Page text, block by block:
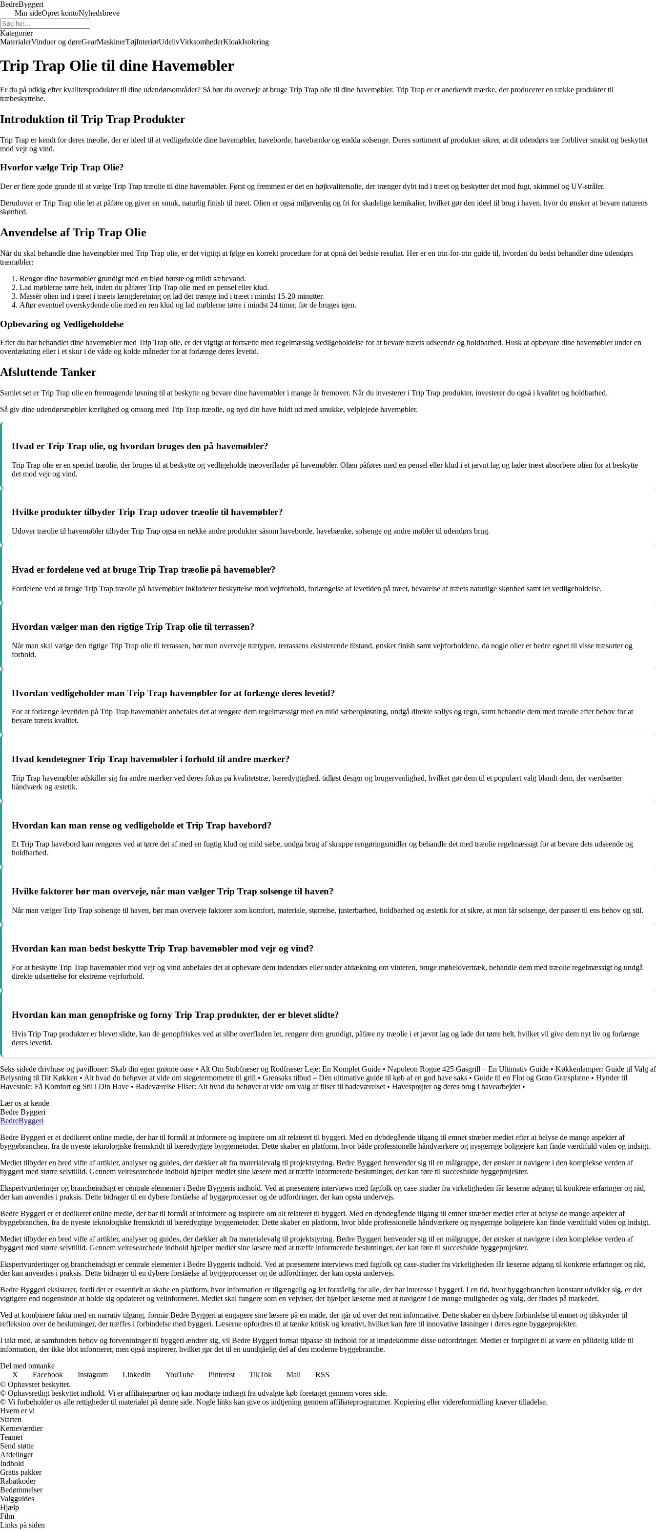
BedreByggeri
Min sideOpret kontoNyhedsbreve
Kategorier
MaterialerVinduer og døreGearMaskinerTøjInteriørUdelivVirksomhederKloakIsolering
Trip Trap Olie til dine Havemøbler
Er du på udkig efter kvalitetsprodukter til dine udendørsområder? Så bør du overveje at bruge Trip Trap olie til dine havemøbler. Trip Trap er et anerkendt mærke, der producerer en række produkter til
træbeskyttelse.
Introduktion til Trip Trap Produkter
Trip Trap er kendt for deres træolie, der er ideel til at vedligeholde dine havemøbler, haveborde, havebænke og endda solsenge. Deres sortiment af produkter sikrer, at dit udendørs træ forbliver smukt og beskyttet
mod vejr og vind.
Hvorfor vælge Trip Trap Olie?
Der er flere gode grunde til at vælge Trip Trap træolie til dine havemøbler. Først og fremmest er det en højkvalitetsolie, der trænger dybt ind i træet og beskytter det mod fugt, skimmel og UV-stråler.
Derudover er Trip Trap olie let at påføre og giver en smuk, naturlig finish til træet. Olien er også miljøvenlig og fri for skadelige kemikalier, hvilket gør den ideel til brug i haven, hvor du ønsker at bevare naturens
skønhed.
Anvendelse af Trip Trap Olie
Når du skal behandle dine havemøbler med Trip Trap olie, er det vigtigt at følge en korrekt procedure for at opnå det bedste resultat. Her er en trin-for-trin guide til, hvordan du bedst behandler dine udendørs
træmøbler:
Rengør dine havemøbler grundigt med en blød børste og mildt sæbevand.
Lad møblerne tørre helt, inden du påfører Trip Trap olie med en pensel eller klud.
Massér olien ind i træet i træets længderetning og lad det trænge ind i træet i mindst 15-20 minutter.
Aftør eventuel overskydende olie med en ren klud og lad møblerne tørre i mindst 24 timer, før de bruges igen.
Opbevaring og Vedligeholdelse
Efter du har behandlet dine havemøbler med Trip Trap olie, er det vigtigt at fortsætte med regelmæssig vedligeholdelse for at bevare træets udseende og holdbarhed. Husk at opbevare dine havemøbler under en
overdækning eller i et skur i de våde og kolde måneder for at forlænge deres levetid.
Afsluttende Tanker
Samlet set er Trip Trap olie en fremragende løsning til at beskytte og bevare dine havemøbler i mange år fremover. Når du investerer i Trip Trap produkter, investerer du også i kvalitet og holdbarhed.
Så giv dine udendørsmøbler kærlighed og omsorg med Trip Trap træolie, og nyd din have fuldt ud med smukke, velplejede havemøbler.
Hvad er Trip Trap olie, og hvordan bruges den på havemøbler?
Trip Trap olie er en speciel træolie, der bruges til at beskytte og vedligeholde træoverflader på havemøbler. Olien påføres med en pensel eller klud i et jævnt lag og lader træet absorbere olien for at beskytte
det mod vejr og vind.
Hvilke produkter tilbyder Trip Trap udover træolie til havemøbler?
Udover træolie til havemøbler tilbyder Trip Trap også en række andre produkter såsom haveborde, havebænke, solsenge og andre møbler til udendørs brug.
Hvad er fordelene ved at bruge Trip Trap træolie på havemøbler?
Fordelene ved at bruge Trip Trap træolie på havemøbler inkluderer beskyttelse mod vejrforhold, forlængelse af levetiden på træet, bevarelse af træets naturlige skønhed samt let vedligeholdelse.
Hvordan vælger man den rigtige Trip Trap olie til terrassen?
Når man skal vælge den rigtige Trip Trap olie til terrassen, bør man overveje trætypen, terrassens eksisterende tilstand, ønsket finish samt vejrforholdene, da nogle olier er bedre egnet til visse træsorter og
forhold.
Hvordan vedligeholder man Trip Trap havemøbler for at forlænge deres levetid?
For at forlænge levetiden på Trip Trap havemøbler anbefales det at rengøre dem regelmæssigt med en mild sæbeopløsning, undgå direkte sollys og regn, samt behandle dem med træolie efter behov for at
bevare træets kvalitet.
Hvad kendetegner Trip Trap havemøbler i forhold til andre mærker?
Trip Trap havemøbler adskiller sig fra andre mærker ved deres fokus på kvalitetstræ, bæredygtighed, tidløst design og brugervenlighed, hvilket gør dem til et populært valg blandt dem, der værdsætter
håndværk og æstetik.
Hvordan kan man rense og vedligeholde et Trip Trap havebord?
Et Trip Trap havebord kan rengøres ved at tørre det af med en fugtig klud og mild sæbe, undgå brug af skrappe rengøringsmidler og behandle det med træolie regelmæssigt for at bevare dets udseende og
holdbarhed.
Hvilke faktorer bør man overveje, når man vælger Trip Trap solsenge til haven?
Når man vælger Trip Trap solsenge til haven, bør man overveje faktorer som komfort, materiale, størrelse, justerbarhed, holdbarhed og æstetik for at sikre, at man får solsenge, der passer til ens behov og stil.
Hvordan kan man bedst beskytte Trip Trap havemøbler mod vejr og vind?
For at beskytte Trip Trap havemøbler mod vejr og vind anbefales det at opbevare dem indendørs eller under afdækning om vinteren, bruge møbelovertræk, behandle dem med træolie regelmæssigt og undgå
direkte udsættelse for ekstreme vejrforhold.
Hvordan kan man genopfriske og forny Trip Trap produkter, der er blevet slidte?
Hvis Trip Trap produkter er blevet slidte, kan de genopfriskes ved at slibe overfladen let, rengøre dem grundigt, påføre ny træolie i et jævnt lag og lade det tørre helt, hvilket vil give dem nyt liv og forlænge
deres levetid.
Seks sidede drivhuse og pavilloner: Skab din egen grønne oase • Alt Om Stubfræser og Rodfræser Leje: En Komplet Guide • Napoleon Rogue 425 Gasgrill – En Ultimativ Guide • Køkkenlamper: Guide til Valg af
Belysning til Dit Køkken • Alt hvad du behøver at vide om stegetermometre til grill • Grensaks tilbud – Den ultimative guide til køb af en god have saks • Guide til en Flot og Grøn Græsplæne • Hynder til
Havestole: Få Komfort og Stil i Din Have • Badeværelse Fliser: Alt hvad du behøver at vide om valg af fliser til badeværelset • Havesprøjter og deres brug i havearbejdet •
Lær os at kende
Bedre Byggeri
BedreByggeri
Bedre Byggeri er et dedikeret online medie, der har til formål at informere og inspirere om alt relateret til byggeri. Med en dybdegående tilgang til emnet stræber mediet efter at belyse de mange aspekter af
byggebranchen, fra de nyeste teknologiske fremskridt til bæredygtige byggemetoder. Dette skaber en platform, hvor både professionelle håndværkere og nysgerrige boligejere kan finde værdifuld viden og indsigt.
Mediet tilbyder en bred vifte af artikler, analyser og guides, der dækker alt fra materialevalg til projektstyring. Bedre Byggeri henvender sig til en målgruppe, der ønsker at navigere i den komplekse verden af
byggeri med større selvtillid. Gennem velresearchede indhold hjælper mediet sine læsere med at træffe informerede beslutninger, der kan føre til succesfulde byggeprojekter.
Ekspertvurderinger og brancheindsigt er centrale elementer i Bedre Byggeris indhold. Ved at præsentere interviews med fagfolk og case-studier fra virkeligheden får læserne adgang til konkrete erfaringer og råd,
der kan anvendes i praksis. Dette bidrager til en dybere forståelse af byggeprocesser og de udfordringer, der kan opstå undervejs.
Bedre Byggeri er et dedikeret online medie, der har til formål at informere og inspirere om alt relateret til byggeri. Med en dybdegående tilgang til emnet stræber mediet efter at belyse de mange aspekter af
byggebranchen, fra de nyeste teknologiske fremskridt til bæredygtige byggemetoder. Dette skaber en platform, hvor både professionelle håndværkere og nysgerrige boligejere kan finde værdifuld viden og indsigt.
Mediet tilbyder en bred vifte af artikler, analyser og guides, der dækker alt fra materialevalg til projektstyring. Bedre Byggeri henvender sig til en målgruppe, der ønsker at navigere i den komplekse verden af
byggeri med større selvtillid. Gennem velresearchede indhold hjælper mediet sine læsere med at træffe informerede beslutninger, der kan føre til succesfulde byggeprojekter.
Ekspertvurderinger og brancheindsigt er centrale elementer i Bedre Byggeris indhold. Ved at præsentere interviews med fagfolk og case-studier fra virkeligheden får læserne adgang til konkrete erfaringer og råd,
der kan anvendes i praksis. Dette bidrager til en dybere forståelse af byggeprocesser og de udfordringer, der kan opstå undervejs.
Bedre Byggeri eksisterer, fordi det er essentielt at skabe en platform, hvor information er tilgængelig og let forståelig for alle, der har interesse i byggeri. I en tid, hvor byggebranchen konstant udvikler sig, er det
vigtigere end nogensinde at holde sig opdateret og velinformeret. Mediet skal fungere som en vejviser, der hjælper læserne med at navigere i de mange muligheder og valg, der findes på markedet.
Ved at kombinere fakta med en narrativ tilgang, formår Bedre Byggeri at engagere sine læsere på en måde, der går ud over det rent informative. Dette skaber en dybere forbindelse til emnet og tilskynder til
refleksion over de beslutninger, der træffes i forbindelse med byggeri. Læserne opfordres til at tænke kritisk og kreativt, hvilket kan føre til innovative løsninger i deres egne byggeprojekter.
I takt med, at samfundets behov og forventninger til byggeri ændrer sig, vil Bedre Byggeri fortsat tilpasse sit indhold for at imødekomme disse udfordringer. Mediet er forpligtet til at være en pålidelig kilde til
information, der ikke blot informerer, men også inspirerer, hvilket gør det til en uundgåelig del af den moderne byggebranche.
Del med omtanke
X
Facebook Instagram LinkedIn YouTube Pinterest TikTok Mail
RSS
© Ophavsret beskyttet.
© Ophavsretligt beskyttet indhold. Vi er affiliatepartner og kan modtage indtægt fra udvalgte køb foretaget gennem vores side.
© Vi forbeholder os alle rettigheder til materialet på denne side. Nogle links kan give os indtjening gennem affiliateprogrammer. Kopiering eller videreformidling kræver tilladelse.
Hvem er vi
Starten
Kerneværdier
Teamet
Send støtte
Afdelinger
Indhold
Gratis pakker
Rabatkoder
Bedømmelser
Valgguides
Hjælp
Film
Links på siden